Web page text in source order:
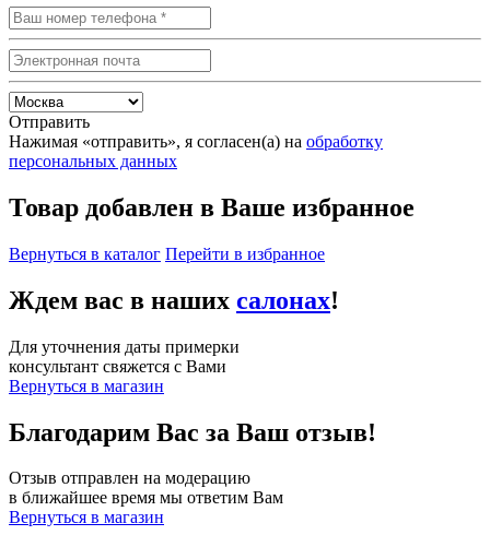
Отправить
Нажимая «отправить», я согласен(а) на обработку
персональных данных
Товар добавлен в Ваше избранное
Вернуться в каталог Перейти в избранное
Ждем вас в наших салонах!
Для уточнения даты примерки
консультант свяжется с Вами
Вернуться в магазин
Благодарим Вас за Ваш отзыв!
Отзыв отправлен на модерацию
в ближайшее время мы ответим Вам
Вернуться в магазин